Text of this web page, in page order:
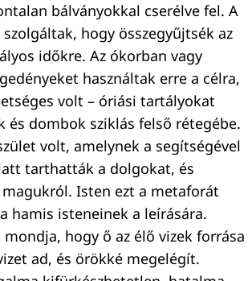
bálványokkal cserélve fel. A
hogy összegyűjtsék az
időkre. Az ókorban vagy
használtak erre a célra,
volt – óriási tartályokat
és dombok sziklás felső rétegébe.
volt, amelynek a segítségével
tarthatták a dolgokat, és
Isten ezt a metaforát
hamis isteneinek a leírására.
hogy ő az élő vizek forrása
ad, és örökké megelégít.